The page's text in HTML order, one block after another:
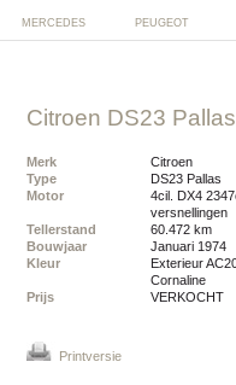
MERCEDES PEUGEOT
Citroen DS23 Pallas
Merk
Citroen
Type
DS23 Pallas
Motor
4cil. DX4 2347cc, 91kw/124pk benzine, handgeschakeld 5
versnellingen
Tellerstand
60.472 km
Bouwjaar
januari 1974
Kleur
exterieur AC200 Noir, interieur Jersy velours Rajé kleur Rouge
Cornaline
Prijs
VERKOCHT
Printversie